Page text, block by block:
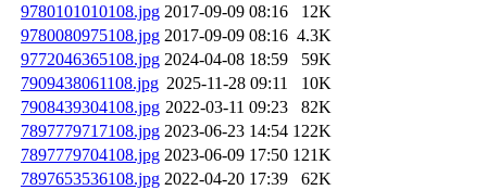
9780101010108.jpg 2017-09-09 08:16
12K
9780080975108.jpg 2017-09-09 08:16 4.3K
9772046365108.jpg 2024-04-08 18:59
59K
7909438061108.jpg 2025-11-28 09:11
10K
7908439304108.jpg 2022-03-11 09:23
82K
7897779717108.jpg 2023-06-23 14:54 122K
7897779704108.jpg 2023-06-09 17:50 121K
7897653536108.jpg 2022-04-20 17:39
62K